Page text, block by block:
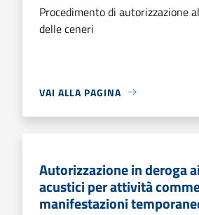
Procedimento di autorizzazione
delle ceneri
VAI ALLA PAGINA
Autorizzazione in deroga
acustici per attività
manifestazioni